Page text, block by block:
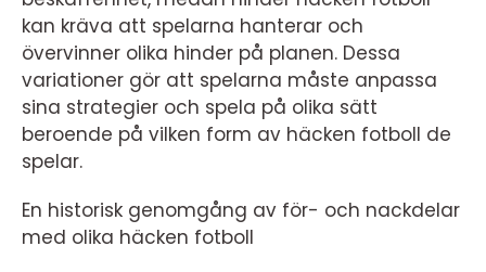
kan kräva att spelarna hanterar och
övervinner olika hinder på planen. Dessa
variationer gör att spelarna måste anpassa
sina strategier och spela på olika sätt
beroende på vilken form av häcken fotboll de
spelar.
En historisk genomgång av för- och nackdelar
med olika häcken fotboll